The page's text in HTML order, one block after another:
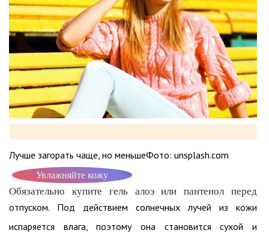
Лучше загорать чаще, но меньшеФото: unsplash.com
Увлажняйте кожу
Обязательно купите гель алоэ или пантенол перед
отпуском. Под действием солнечных лучей из кожи
испаряется влага, поэтому она становится сухой и